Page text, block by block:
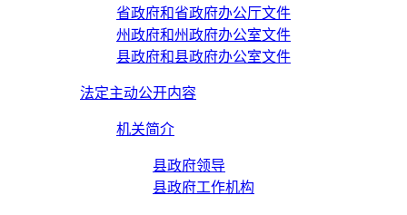
省政府和省政府办公厅文件
州政府和州政府办公室文件
县政府和县政府办公室文件
法定主动公开内容
机关简介
县政府领导
县政府工作机构